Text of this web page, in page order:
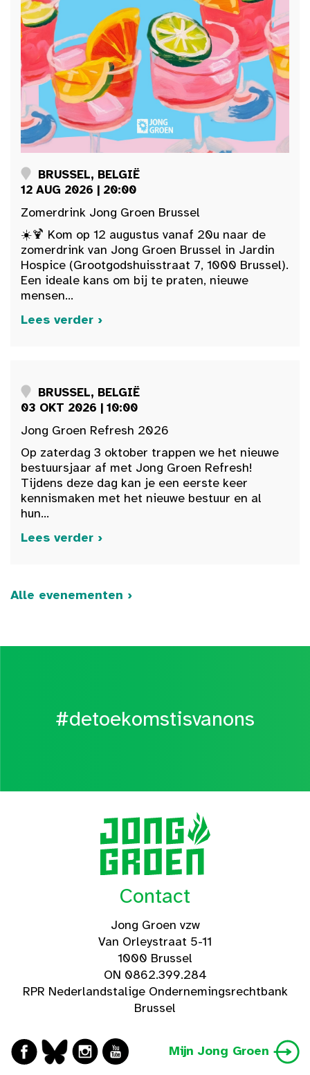
BRUSSEL, BELGIË
12 AUG 2026 | 20:00
Zomerdrink Jong Groen Brussel
☀️🍹 Kom op 12 augustus vanaf 20u naar de
zomerdrink van Jong Groen Brussel in Jardin
Hospice (Grootgodshuisstraat 7, 1000 Brussel).
Een ideale kans om bij te praten, nieuwe
mensen...
Lees verder ›
BRUSSEL, BELGIË
03 OKT 2026 | 10:00
Jong Groen Refresh 2026
Op zaterdag 3 oktober trappen we het nieuwe
bestuursjaar af met Jong Groen Refresh!
Tijdens deze dag kan je een eerste keer
kennismaken met het nieuwe bestuur en al
hun...
Lees verder ›
Alle evenementen ›
#detoekomstisvanons
Contact
Jong Groen vzw
Van Orleystraat 5-11
1000 Brussel
ON 0862.399.284
RPR Nederlandstalige Ondernemingsrechtbank
Brussel
Mijn Jong Groen